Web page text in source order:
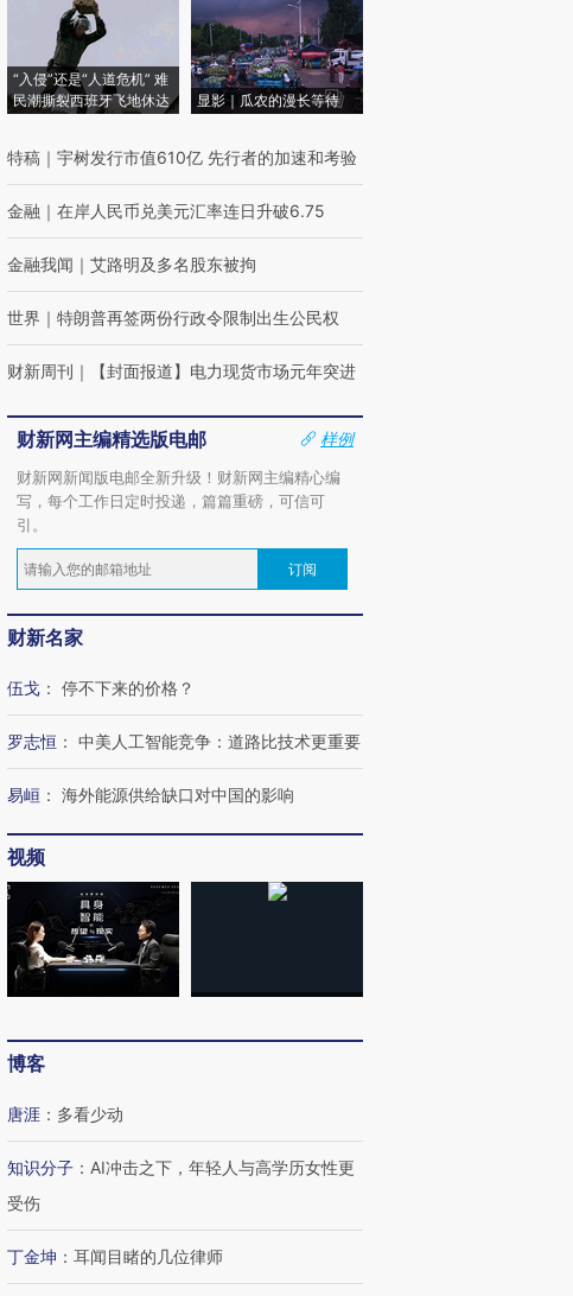
“入侵”还是“人道危机” 难
民潮撕裂西班牙飞地休达
显影｜瓜农的漫长等待
特稿 ｜ 宇树发行市值610亿 先行者的加速和考验
金融 ｜ 在岸人民币兑美元汇率连日升破6.75
金融我闻 ｜ 艾路明及多名股东被拘
世界 ｜ 特朗普再签两份行政令限制出生公民权
财新周刊 ｜ 【封面报道】电力现货市场元年突进
财新网主编精选版电邮
样例
财新网新闻版电邮全新升级！财新网主编精心编
写，每个工作日定时投递，篇篇重磅，可信可
引。
订阅
财新名家
伍戈 ： 停不下来的价格？
罗志恒 ： 中美人工智能竞争：道路比技术更重要
易峘 ： 海外能源供给缺口对中国的影响
视频
博客
唐涯 ： 多看少动
知识分子 ： AI冲击之下，年轻人与高学历女性更
受伤
丁金坤 ： 耳闻目睹的几位律师